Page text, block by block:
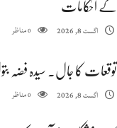
کے احکامات
اگست 8, 2026 0مناظر
توقعات کا جال. سیدہ فضہ
اگست 8, 2026 0مناظر